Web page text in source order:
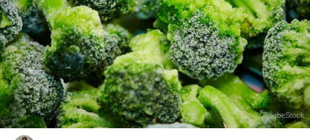
AdobeStock